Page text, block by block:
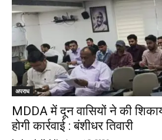
अपराध
MDDA में दून वासियों ने की
होगी कार्रवाई : बंशीधर तिवारी